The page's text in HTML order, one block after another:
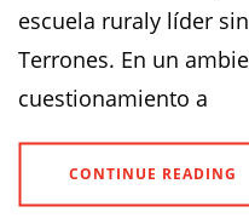
escuela ruraly líder
Terrones. En un
cuestionamiento a
CONTINUE READING